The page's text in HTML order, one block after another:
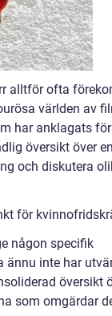
alltför ofta
världen av
har anklagats
översikt över
och diskutera
för
någon specifik
ännu inte har
översikt
som omgärdar